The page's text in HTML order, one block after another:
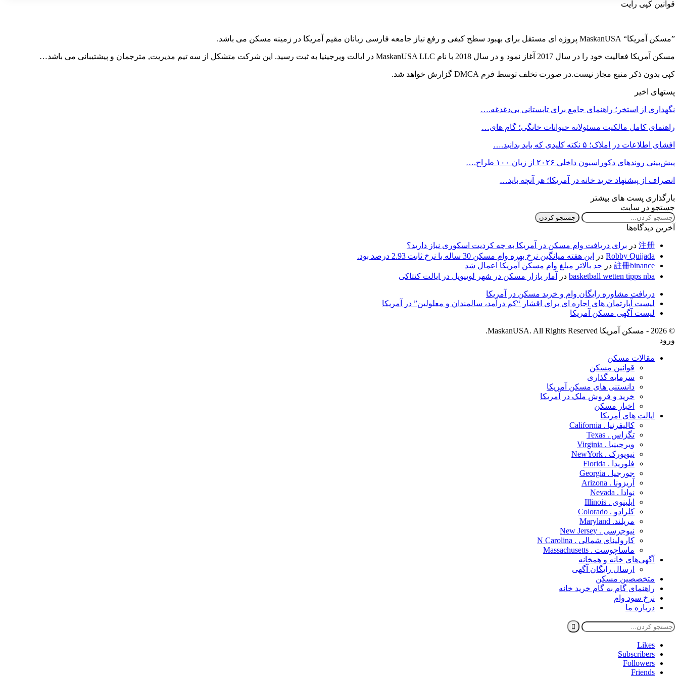
قوانین کپی رایت
”مسکن آمریکا“ MaskanUSA پروژه ای مستقل برای بهبود سطح کیفی و رفع نیاز جامعه فارسی زبانان مقیم آمریکا در زمینه مسکن می باشد.
مسکن آمریکا فعالیت خود را در سال 2017 آغاز نمود و در سال 2018 با نام MaskanUSA LLC در ایالت ویرجینیا به ثبت رسید. این شرکت متشکل از سه تیم مدیریت, مترجمان و پیشتیبانی می باشد…
کپی بدون ذکر منبع مجاز نیست.در صورت تخلف توسط فرم DMCA گزارش خواهد شد.
پستهای اخیر
نگهداری از استخر؛ راهنمای جامع برای تابستانی بی‌دغدغه.…
راهنمای کامل مالکیت مسئولانه حیوانات خانگی؛ گام های…
افشای اطلاعات در املاک؛ ۵ نکته کلیدی که باید بدانید.…
پیش‌بینی روندهای دکوراسیون داخلی ۲۰۲۶ از زبان ۱۰۰ طراح.…
انصراف از پیشنهاد خرید خانه در آمریکا؛ هر آنچه باید…
بارگذاری پست های بیشتر
جستجو در سایت
آخرین دیدگاه‌ها
注册 در برای دریافت وام مسکن در آمریکا به چه کردیت اسکوری نیاز دارید؟
Robby Quijada در
این هفته میانگین نرخ بهره وام مسکن 30 ساله با نرخ ثابت 2.93 درصد بود.
註冊binance در حد بالاتر مبلغ وام مسکن آمریکا اعمال شد
basketball wetten tipps nba در آمار بازار مسکن در شهر لوییویل در ایالت کنتاکی
دریافت مشاوره رایگان وام و خرید مسکن در آمریکا
لیست آپارتمان های اجاره ای­ برای اقشار “کم درآمد، سالمندان و معلولین” در آمریکا
لیست آگهی مسکن آمریکا
© 2026 - مسکن آمریکا MaskanUSA. All Rights Reserved.
ورود
مقالات مسکن
قوانین مسکن
سرمایه گذاری
دانستنی های مسکن آمریکا
خرید و فروش ملک در آمریکا
اخبار مسکن
ایالت های آمریکا
کالیفرنیا . California
تگزاس . Texas
ویرجینیا . Virginia
نیویورک . NewYork
فلوریدا . Florida
جورجیا . Georgia
آریزونا . Arizona
نوادا . Nevada
ایلینوی . Illinois
کلرادو . Colorado
مریلند. Maryland
نیوجرسی . New Jersey
کارولینای شمالی . N Carolina
ماساچوست . Massachusetts
آگهی‌های خانه و همخانه
ارسال رایگان آگهی
متخصصین مسکن
راهنمای گام به گام خرید خانه
نرخ سود وام
درباره ما
Likes
Subscribers
Followers
Friends